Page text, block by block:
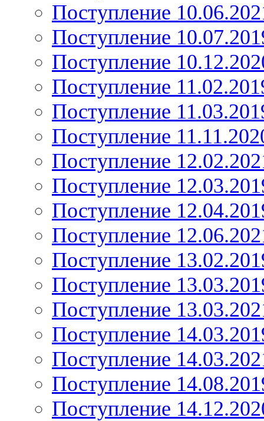
Поступление
Поступление
Поступление
Поступление
Поступление
Поступление
Поступление
Поступление
Поступление
Поступление
Поступление
Поступление
Поступление
Поступление
Поступление
Поступление
Поступление